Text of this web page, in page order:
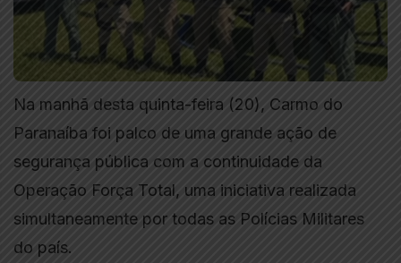
Na manhã desta quinta-feira (20), Carmo do
Paranaíba foi palco de uma grande ação de
segurança pública com a continuidade da
Operação Força Total, uma iniciativa realizada
simultaneamente por todas as Polícias Militares
do país.